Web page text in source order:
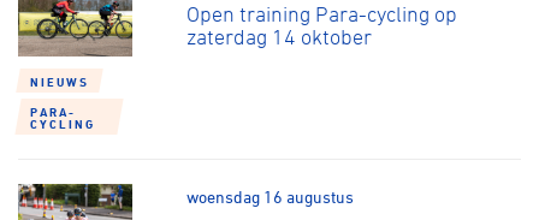
NIEUWS
PARA-
CYCLING
Open training Para-cycling op
zaterdag 14 oktober
woensdag 16 augustus